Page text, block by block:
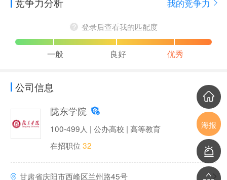
我的竞争力
登录后查看我的匹配度
一般 良好 优秀
公司信息
陇东学院
100-499人 | 公办高校 | 高等教育
在招职位 32
甘肃省庆阳市西峰区兰州路45号
海报